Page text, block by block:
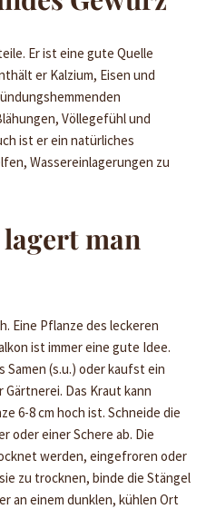
Er ist eine gute Quelle
er Kalzium, Eisen und
Völlegefühl und
ist er ein natürliches
Wassereinlagerungen zu
man
Eine Pflanze des leckeren
ist immer eine gute Idee.
(s.u.) oder kaufst ein
Das Kraut kann
6-8 cm hoch ist. Schneide die
oder einer Schere ab. Die
werden, eingefroren oder
zu trocknen, binde die Stängel
an einem dunklen, kühlen Ort